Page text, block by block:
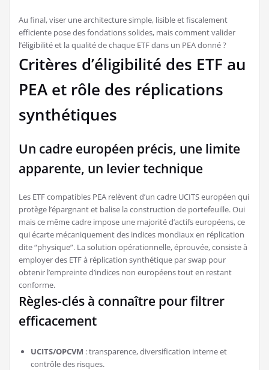
Au final, viser une architecture simple, lisible et fiscalement
efficiente pose des fondations solides, mais comment valider
l’éligibilité et la qualité de chaque ETF dans un PEA donné ?
Critères d’éligibilité des ETF au
PEA et rôle des réplications
synthétiques
Un cadre européen précis, une limite
apparente, un levier technique
Les ETF compatibles PEA relèvent d’un cadre UCITS européen qui
protège l’épargnant et balise la construction de portefeuille. Oui
mais ce même cadre impose une majorité d’actifs européens, ce
qui écarte mécaniquement des indices mondiaux en réplication
dite “physique”. La solution opérationnelle, éprouvée, consiste à
employer des ETF à réplication synthétique par swap pour
obtenir l’empreinte d’indices non européens tout en restant
conforme.
Règles-clés à connaître pour filtrer
efficacement
UCITS/OPCVM : transparence, diversification interne et
contrôle des risques.